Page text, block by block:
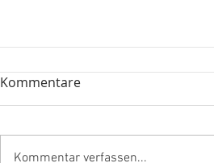
Kommentare
Kommentar verfassen...